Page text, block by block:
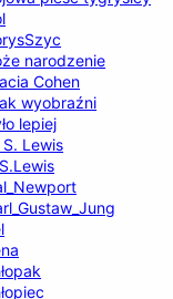
narodzenie
Cohen
wyobraźni
lepiej
S. Lewis